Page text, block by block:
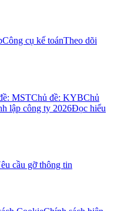
Công cụ kế toánTheo dõi
MSTChủ đề: KYBChủ
lập công ty 2026Đọc hiểu
cầu gỡ thông tin